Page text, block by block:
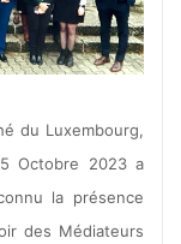
du Luxembourg,
Octobre 2023 a
la présence
des Médiateurs